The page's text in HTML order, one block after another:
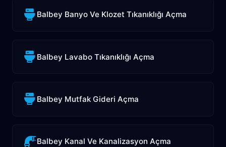
Balbey Banyo Ve Klozet Tıkanıklığı Açma
Balbey Lavabo Tıkanıklığı Açma
Balbey Mutfak Gideri Açma
Balbey Kanal Ve Kanalizasyon Açma